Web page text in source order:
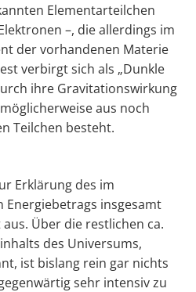
Elementarteilchen
–, die allerdings im
der vorhandenen Materie
verbirgt sich als „Dunkle
ihre Gravitationswirkung
aus noch
Teilchen besteht.
Erklärung des im
insgesamt
Über die restlichen ca.
des Universums,
ist bislang rein gar nichts
sehr intensiv zu